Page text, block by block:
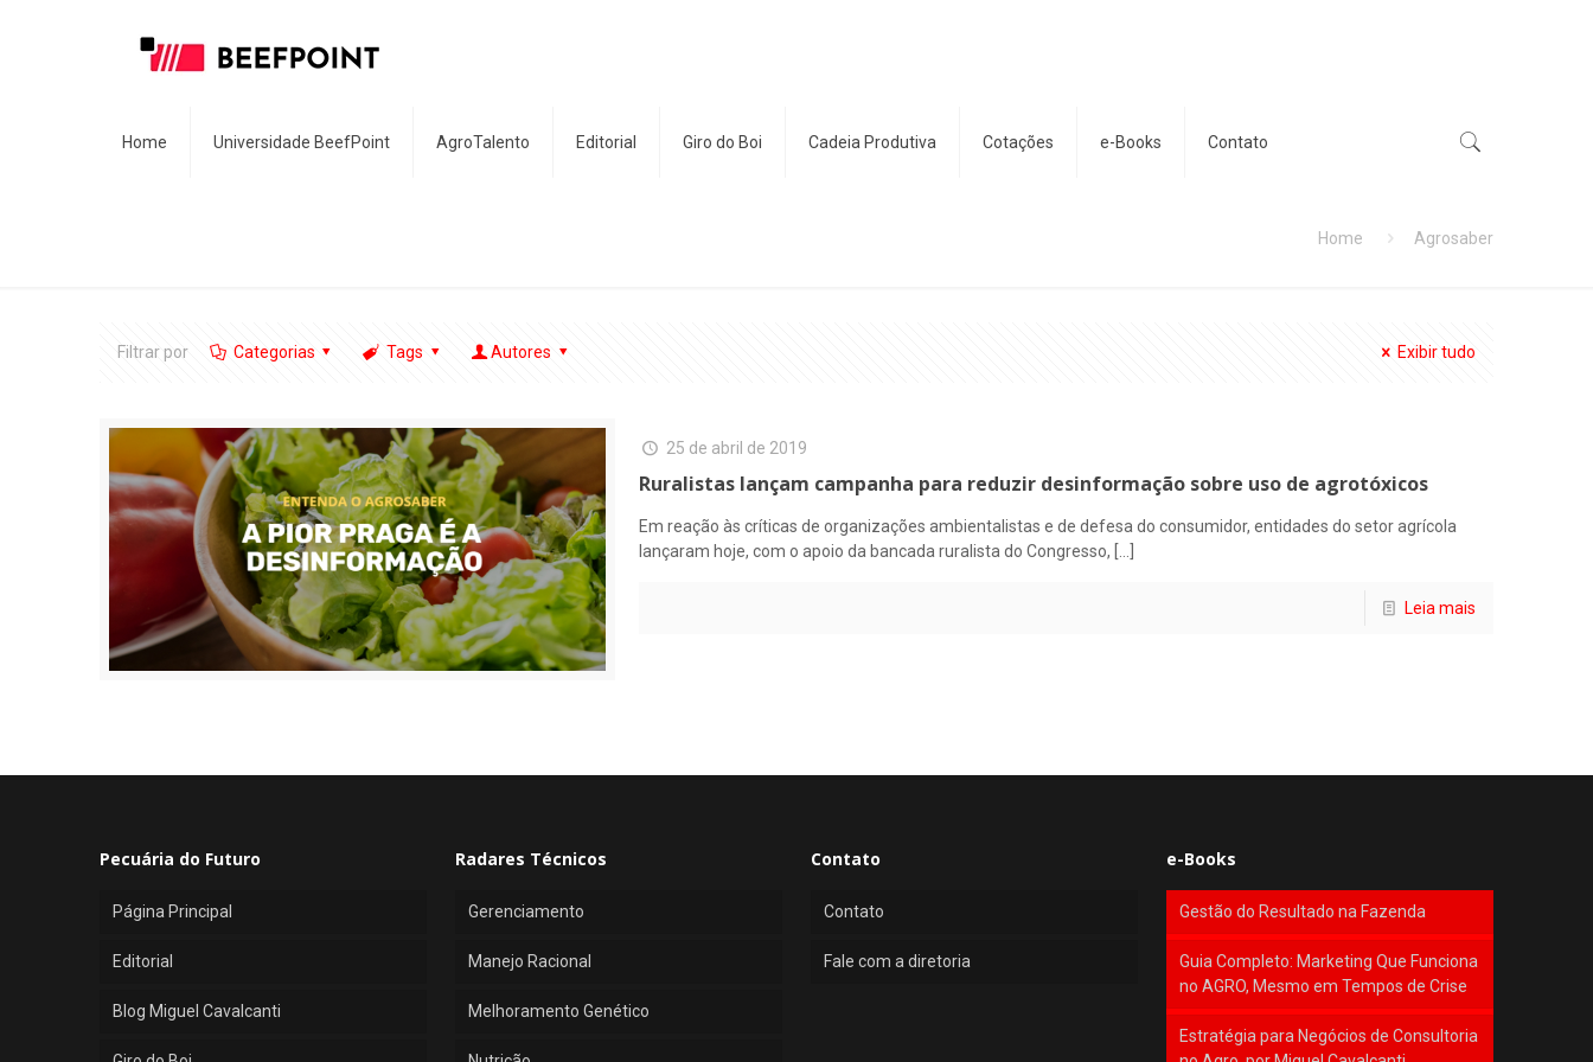
Home Universidade BeefPoint AgroTalento Editorial Giro do Boi Cadeia Produtiva Cotações e-Books Contato
Home Agrosaber
Filtrar por Categorias Tags Autores Exibir tudo
25 de abril de 2019
Ruralistas lançam campanha para reduzir desinformação sobre uso de agrotóxicos
Em reação às críticas de organizações ambientalistas e de defesa do consumidor, entidades do setor agrícola
lançaram hoje, com o apoio da bancada ruralista do Congresso,
Leia mais
Pecuária do Futuro
Página Principal
Editorial
Blog Miguel Cavalcanti
Radares Técnicos
Gerenciamento
Manejo Racional
Melhoramento Genético
Contato
Contato
Fale com a diretoria
e-Books
Gestão do Resultado na Fazenda
Guia Completo: Marketing Que Funciona
no AGRO, Mesmo em Tempos de Crise
Estratégia para Negócios de Consultoria